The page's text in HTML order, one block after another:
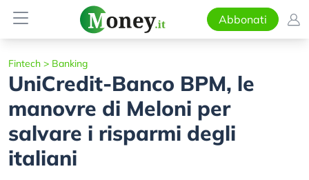
Abbonati
Fintech > Banking
UniCredit-Banco BPM, le
manovre di Meloni per
salvare i risparmi degli
italiani